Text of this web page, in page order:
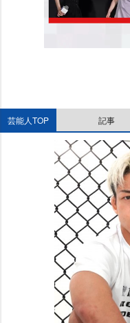
芸能人TOP 記事